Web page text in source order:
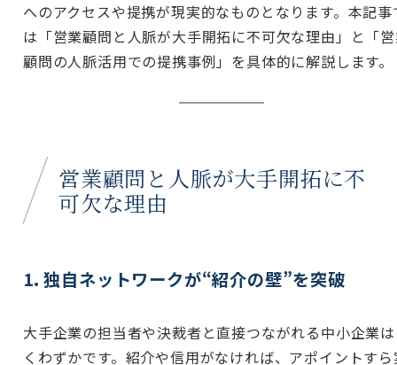
へのアクセスや提携が現実的なものとなります。本記事
は「営業顧問と人脈が大手開拓に不可欠な理由」と「
顧問の人脈活用での提携事例」を具体的に解説します。
営業顧問と人脈が大手開拓に不
可欠な理由
1. 独自ネットワークが“紹介の壁”を突破
大手企業の担当者や決裁者と直接つながれる中小企業
くわずかです。紹介や信用がなければ、アポイントす